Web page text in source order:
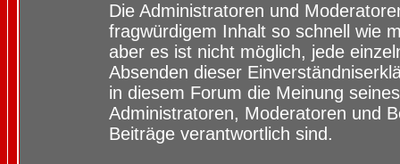
Die Administratoren und
fragwürdigem Inhalt so schnell wie
aber es ist nicht möglich, jede
Absenden dieser
in diesem Forum die Meinung
Administratoren, Moderatoren und
Beiträge verantwortlich sind.